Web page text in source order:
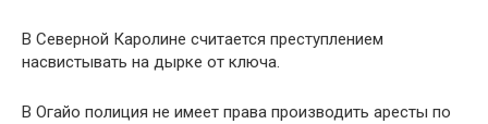
В Северной Каролине считается преступлением
насвистывать на дырке от ключа.
В Огайо полиция не имеет права производить аресты по